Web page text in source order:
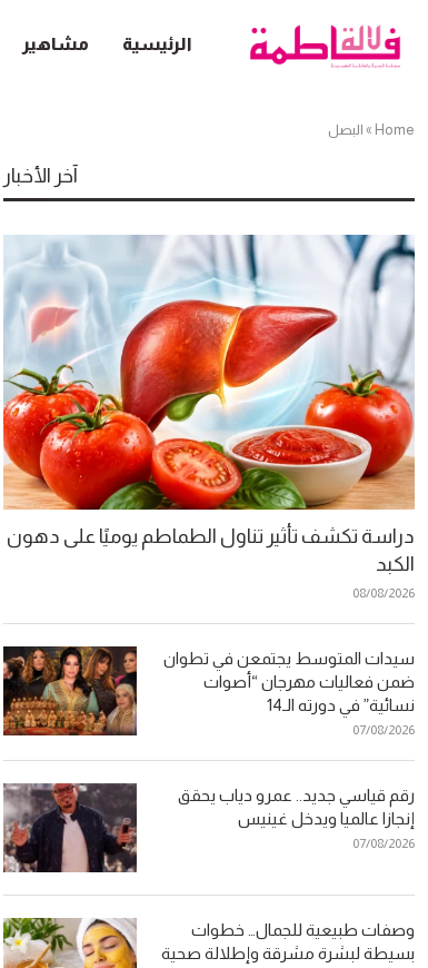
الرئيسية مشاهير
Home
» البصل
آخر الأخبار
دراسة تكشف تأثير تناول الطماطم يوميًا على دهون
الكبد
08/08/2026
سيدات المتوسط يجتمعن في تطوان
ضمن فعاليات مهرجان “أصوات
نسائية” في دورته الـ14
07/08/2026
رقم قياسي جديد.. عمرو دياب يحقق
إنجازا عالميا ويدخل غينيس
07/08/2026
وصفات طبيعية للجمال… خطوات
بسيطة لبشرة مشرقة وإطلالة صحية